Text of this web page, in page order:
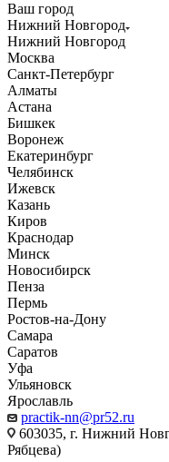
Ваш город
Нижний Новгород
Нижний Новгород
Москва
Санкт-Петербург
Алматы
Астана
Бишкек
Воронеж
Екатеринбург
Челябинск
Ижевск
Казань
Киров
Краснодар
Минск
Новосибирск
Пенза
Пермь
Ростов-на-Дону
Самара
Саратов
Уфа
Ульяновск
Ярославль
practik-nn@pr52.ru
603035, г. Нижний
Рябцева)